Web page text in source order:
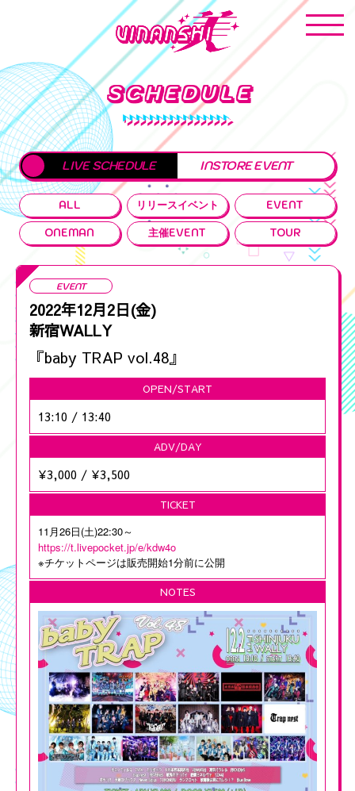
SCHEDULE
LIVE SCHEDULE INSTORE EVENT
ALL リリースイベント EVENT
ONEMAN 主催EVENT TOUR
EVENT
2022年12月2日(金)
新宿WALLY
『baby TRAP vol.48』
OPEN/START
13:10 / 13:40
ADV/DAY
¥3,000 / ¥3,500
TICKET
11月26日(土)22:30～
https://t.livepocket.jp/e/kdw4o
※チケットページは販売開始1分前に公開
NOTES